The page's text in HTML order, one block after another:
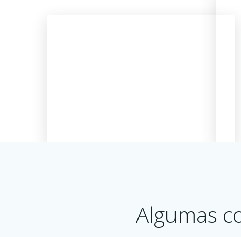
Algumas